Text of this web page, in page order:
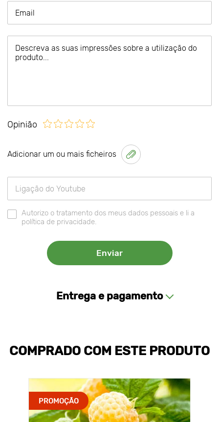
Opinião
Adicionar um ou mais ficheiros
Autorizo o tratamento dos meus dados pessoais e li a
política de privacidade.
Entrega e pagamento
COMPRADO COM ESTE PRODUTO
PROMOÇÃO